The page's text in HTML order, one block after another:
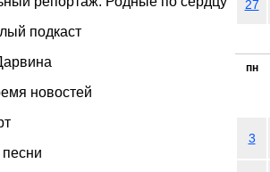
подкаст
новостей
27
пн
3